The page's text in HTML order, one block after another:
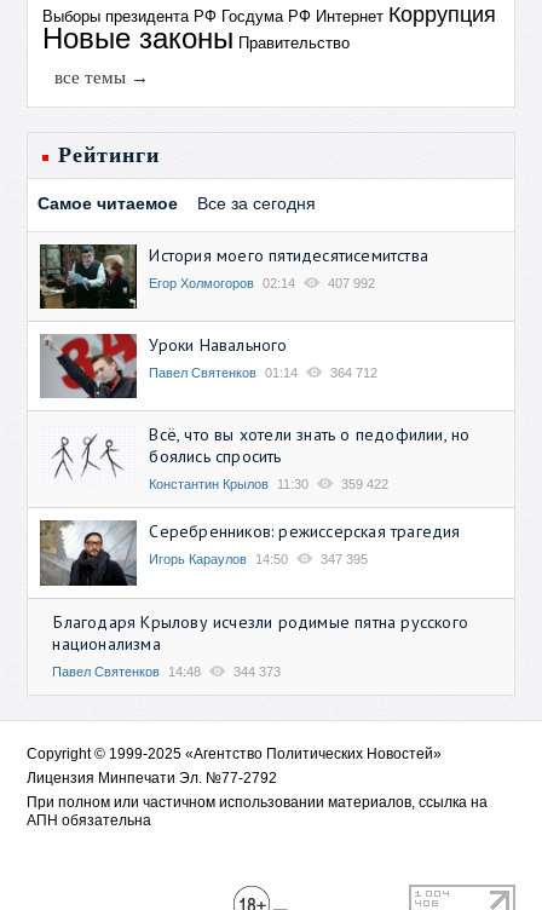
Выборы президента РФ Госдума РФ Интернет Коррупция
Новые законы Правительство
все темы →
Рейтинги
Самое читаемое Все за сегодня
История моего пятидесятисемитства
Егор Холмогоров 02:14 407 992
Уроки Навального
Павел Святенков 01:14 364 712
Всё, что вы хотели знать о педофилии, но
боялись спросить
Константин Крылов 11:30 359 422
Серебренников: режиссерская трагедия
Игорь Караулов 14:50 347 395
Благодаря Крылову исчезли родимые пятна русского
национализма
Павел Святенков 14:48 344 373
Copyright © 1999-2025 «Агентство Политических Новостей»
Лицензия Минпечати Эл. №77-2792
При полном или частичном использовании материалов, ссылка на
АПН обязательна